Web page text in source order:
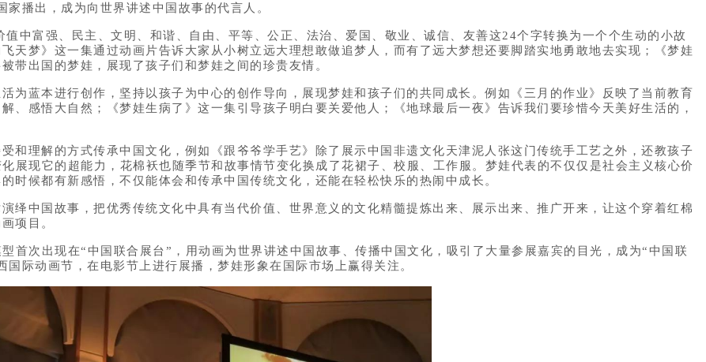
播出，成为向世界讲述中国故事的代言人。
中富强、民主、文明、和谐、自由、平等、公正、法治、爱国、敬业、诚信、友善这24个字转换为一个个生动的小故
天梦》这一集通过动画片告诉大家从小树立远大理想敢做追梦人，而有了远大梦想还要脚踏实地勇敢地去实现；《梦娃
带出国的梦娃，展现了孩子们和梦娃之间的珍贵友情。
蓝本进行创作，坚持以孩子为中心的创作导向，展现梦娃和孩子们的共同成长。例如《三月的作业》反映了当前教育
、感悟大自然；《梦娃生病了》这一集引导孩子明白要关爱他人；《地球最后一夜》告诉我们要珍惜今天美好生活的，
理解的方式传承中国文化，例如《跟爷爷学手艺》除了展示中国非遗文化天津泥人张这门传统手工艺之外，还教孩子
展现它的超能力，花棉袄也随季节和故事情节变化换成了花裙子、校服、工作服。梦娃代表的不仅仅是社会主义核心价
时候都有新感悟，不仅能体会和传承中国传统文化，还能在轻松快乐的热闹中成长。
中国故事，把优秀传统文化中具有当代价值、世界意义的文化精髓提炼出来、展示出来、推广开来，让这个穿着红棉
项目。
次出现在“中国联合展台”，用动画为世界讲述中国故事、传播中国文化，吸引了大量参展嘉宾的目光，成为“中国联
际动画节，在电影节上进行展播，梦娃形象在国际市场上赢得关注。